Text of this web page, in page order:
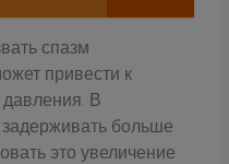
спазм
привести к
В
задерживать больше
это увеличение